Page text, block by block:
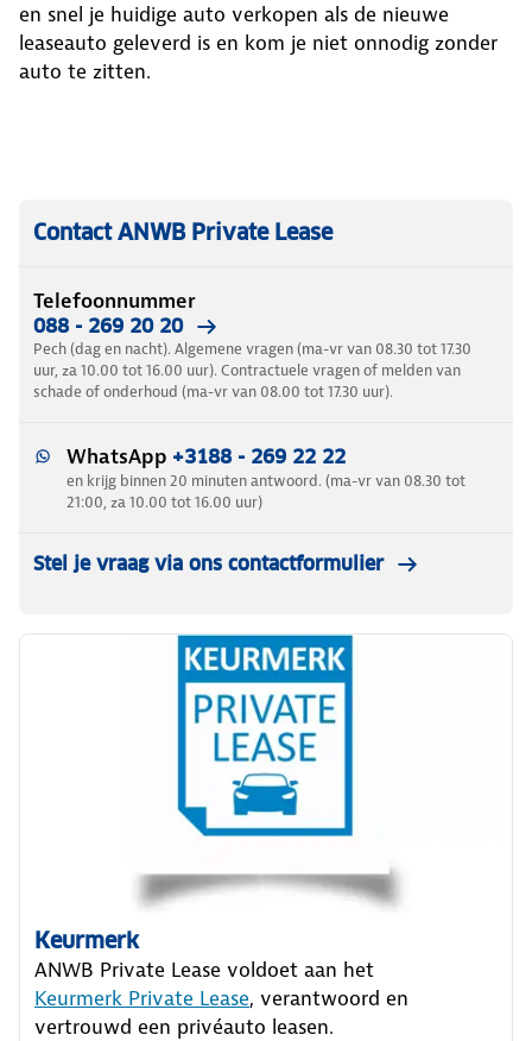
en snel je huidige auto verkopen als de nieuwe
leaseauto geleverd is en kom je niet onnodig zonder
auto te zitten.
Contact ANWB Private Lease
Telefoonnummer
088 - 269 20 20
Pech (dag en nacht). Algemene vragen (ma-vr van 08.30 tot 17.30
uur, za 10.00 tot 16.00 uur). Contractuele vragen of melden van
schade of onderhoud (ma-vr van 08.00 tot 17.30 uur).
WhatsApp +3188 - 269 22 22
en krijg binnen 20 minuten antwoord. (ma-vr van 08.30 tot
21:00, za 10.00 tot 16.00 uur)
Stel je vraag via ons contactformulier
Keurmerk
ANWB Private Lease voldoet aan het
Keurmerk Private Lease, verantwoord en
vertrouwd een privéauto leasen.